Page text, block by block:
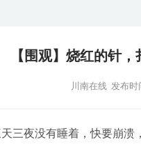
【围观】烧红的针
川南在线 发布时
三夜没有睡着，快要崩溃